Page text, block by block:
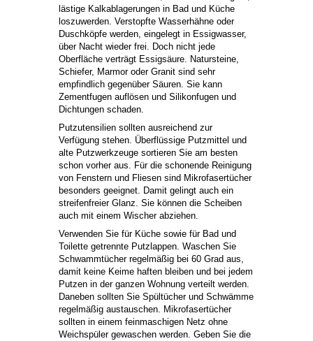
lästige Kalkablagerungen in Bad und Küche
loszuwerden. Verstopfte Wasserhähne oder
Duschköpfe werden, eingelegt in Essigwasser,
über Nacht wieder frei. Doch nicht jede
Oberfläche verträgt Essigsäure. Natursteine,
Schiefer, Marmor oder Granit sind sehr
empfindlich gegenüber Säuren. Sie kann
Zementfugen auflösen und Silikonfugen und
Dichtungen schaden.
Putzutensilien sollten ausreichend zur
Verfügung stehen. Überflüssige Putzmittel und
alte Putzwerkzeuge sortieren Sie am besten
schon vorher aus. Für die schonende Reinigung
von Fenstern und Fliesen sind Mikrofasertücher
besonders geeignet. Damit gelingt auch ein
streifenfreier Glanz. Sie können die Scheiben
auch mit einem Wischer abziehen.
Verwenden Sie für Küche sowie für Bad und
Toilette getrennte Putzlappen. Waschen Sie
Schwammtücher regelmäßig bei 60 Grad aus,
damit keine Keime haften bleiben und bei jedem
Putzen in der ganzen Wohnung verteilt werden.
Daneben sollten Sie Spültücher und Schwämme
regelmäßig austauschen. Mikrofasertücher
sollten in einem feinmaschigen Netz ohne
Weichspüler gewaschen werden. Geben Sie die